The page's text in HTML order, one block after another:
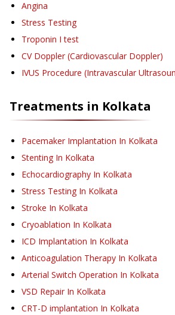
Angina
Stress Testing
Troponin I test
CV Doppler (Cardiovascular Doppler)
IVUS Procedure (Intravascular
Treatments in Kolkata
Pacemaker Implantation In Kolkata
Stenting In Kolkata
Echocardiography In Kolkata
Stress Testing In Kolkata
Stroke In Kolkata
Cryoablation In Kolkata
ICD Implantation In Kolkata
Anticoagulation Therapy In Kolkata
Arterial Switch Operation In Kolkata
VSD Repair In Kolkata
CRT-D implantation In Kolkata